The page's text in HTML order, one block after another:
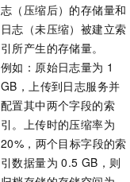
志（压缩后）的存储量和
日志（未压缩）被建立索
引所产生的存储量。
例如：原始日志量为 1
GB，上传到日志服务并
配置其中两个字段的索
引。上传时的压缩率为
20%，两个目标字段的索
引数据量为 0.5 GB，则